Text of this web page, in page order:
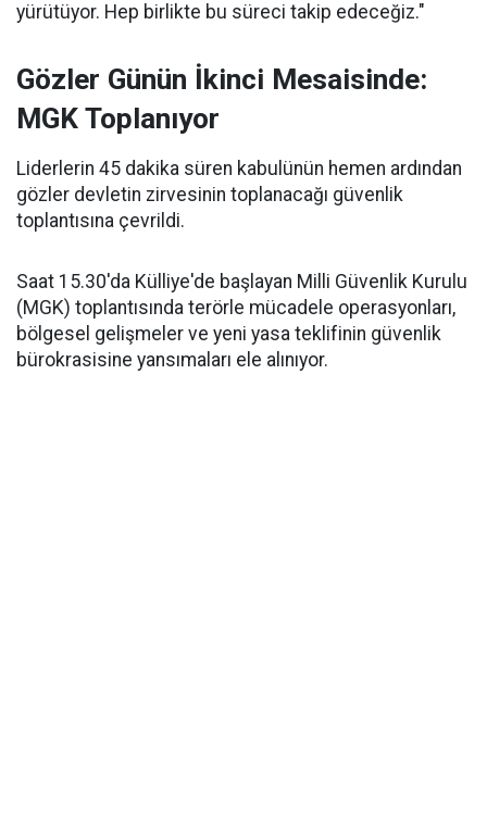
yürütüyor. Hep birlikte bu süreci takip edeceğiz."
Gözler Günün İkinci Mesaisinde:
MGK Toplanıyor
Liderlerin 45 dakika süren kabulünün hemen ardından
gözler devletin zirvesinin toplanacağı güvenlik
toplantısına çevrildi.
Saat 15.30'da Külliye'de başlayan Milli Güvenlik Kurulu
(MGK) toplantısında terörle mücadele operasyonları,
bölgesel gelişmeler ve yeni yasa teklifinin güvenlik
bürokrasisine yansımaları ele alınıyor.